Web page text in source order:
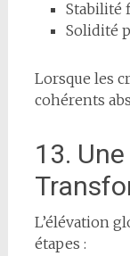
Stabilité
Solidité
Lorsque les
cohérents
13.
L’élévation
étapes :